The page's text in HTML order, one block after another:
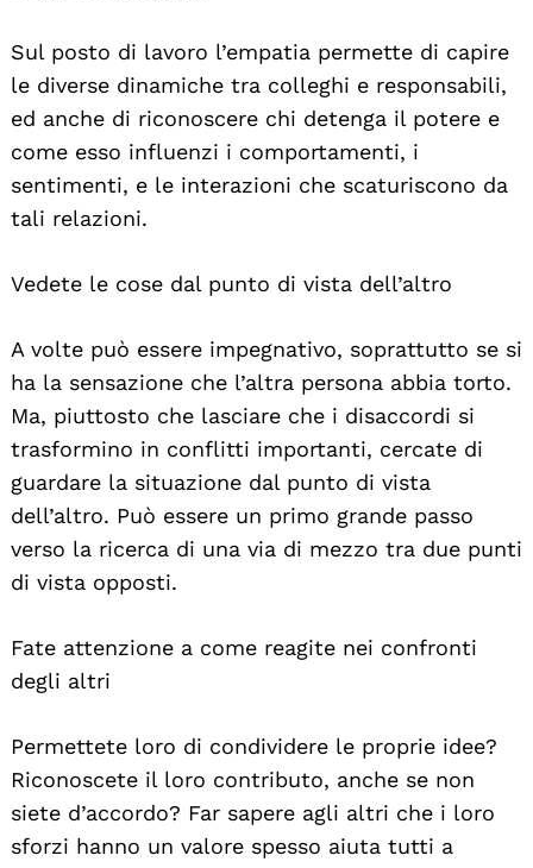
Sul posto di lavoro l’empatia permette di capire
le diverse dinamiche tra colleghi e responsabili,
ed anche di riconoscere chi detenga il potere e
come esso influenzi i comportamenti, i
sentimenti, e le interazioni che scaturiscono da
tali relazioni.
Vedete le cose dal punto di vista dell’altro
A volte può essere impegnativo, soprattutto se si
ha la sensazione che l’altra persona abbia torto.
Ma, piuttosto che lasciare che i disaccordi si
trasformino in conflitti importanti, cercate di
guardare la situazione dal punto di vista
dell’altro. Può essere un primo grande passo
verso la ricerca di una via di mezzo tra due punti
di vista opposti.
Fate attenzione a come reagite nei confronti
degli altri
Permettete loro di condividere le proprie idee?
Riconoscete il loro contributo, anche se non
siete d’accordo? Far sapere agli altri che i loro
sforzi hanno un valore spesso aiuta tutti a